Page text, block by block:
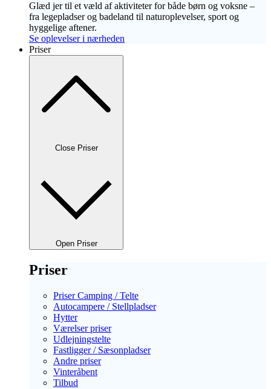
Glæd jer til et væld af aktiviteter for både børn og voksne –
fra legepladser og badeland til naturoplevelser, sport og
hyggelige aftener.
Se oplevelser i nærheden
Priser
Close Priser
Open Priser
Priser
Priser Camping / Telte
Autocampere / Stellpladser
Hytter
Værelser priser
Udlejningstelte
Fastligger / Sæsonpladser
Andre priser
Vinteråbent
Tilbud